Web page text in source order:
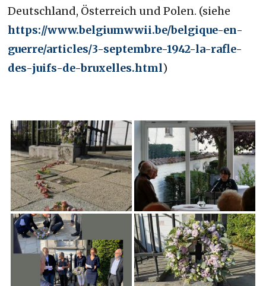
Deutschland, Österreich und Polen. (siehe
https://www.belgiumwwii.be/belgique-en-
guerre/articles/3-septembre-1942-la-rafle-
des-juifs-de-bruxelles.html)